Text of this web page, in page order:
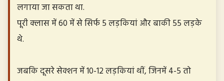
लगाया जा सकता था.
पूरी क्लास में 60 में से सिर्फ 5 लड़कियां और बाकी 55 लड़के
थे.
जबकि दूसरे सेक्शन में 10-12 लड़कियां थीं, जिनमें 4-5 तो